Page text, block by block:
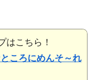
はこちら！
ころにめんそ～れ